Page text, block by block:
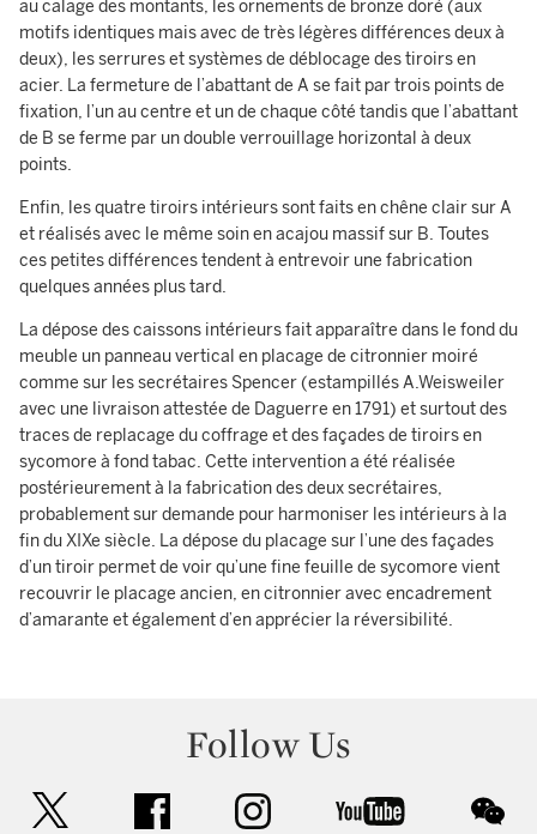
au calage des montants, les ornements de bronze doré (aux
motifs identiques mais avec de très légères différences deux à
deux), les serrures et systèmes de déblocage des tiroirs en
acier. La fermeture de l’abattant de A se fait par trois points de
fixation, l’un au centre et un de chaque côté tandis que l’abattant
de B se ferme par un double verrouillage horizontal à deux
points.
Enfin, les quatre tiroirs intérieurs sont faits en chêne clair sur A
et réalisés avec le même soin en acajou massif sur B. Toutes
ces petites différences tendent à entrevoir une fabrication
quelques années plus tard.
La dépose des caissons intérieurs fait apparaître dans le fond du
meuble un panneau vertical en placage de citronnier moiré
comme sur les secrétaires Spencer (estampillés A.Weisweiler
avec une livraison attestée de Daguerre en 1791) et surtout des
traces de replacage du coffrage et des façades de tiroirs en
sycomore à fond tabac. Cette intervention a été réalisée
postérieurement à la fabrication des deux secrétaires,
probablement sur demande pour harmoniser les intérieurs à la
fin du XIXe siècle. La dépose du placage sur l’une des façades
d’un tiroir permet de voir qu’une fine feuille de sycomore vient
recouvrir le placage ancien, en citronnier avec encadrement
d’amarante et également d’en apprécier la réversibilité.
Follow Us
facebook instagram youtube